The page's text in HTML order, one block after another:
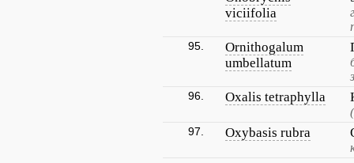
viciifolia
95.
Ornithogalum
umbellatum
96. Oxalis tetraphylla
97. Oxybasis rubra